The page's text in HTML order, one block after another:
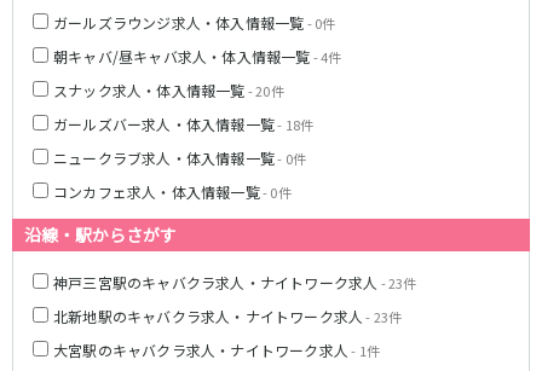
ガールズラウンジ求人・体入情報一覧- 0件
朝キャバ/昼キャバ求人・体入情報一覧- 4件
スナック求人・体入情報一覧- 20件
ガールズバー求人・体入情報一覧- 18件
ニュークラブ求人・体入情報一覧- 0件
コンカフェ求人・体入情報一覧- 0件
沿線・駅からさがす
神戸三宮駅のキャバクラ求人・ナイトワーク求人 - 23件
北新地駅のキャバクラ求人・ナイトワーク求人 - 23件
大宮駅のキャバクラ求人・ナイトワーク求人 - 1件
神戸市営地下鉄山手線
JR草津線
大江橋駅